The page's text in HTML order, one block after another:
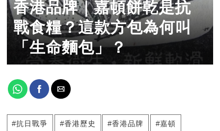
香港品牌｜嘉頓餅乾是抗
戰食糧？這款方包為何叫
「生命麵包」？
抗日戰爭 香港歷史 香港品牌 嘉頓